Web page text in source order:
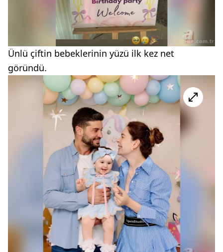
Ünlü çiftin bebeklerinin yüzü ilk kez net
göründü.